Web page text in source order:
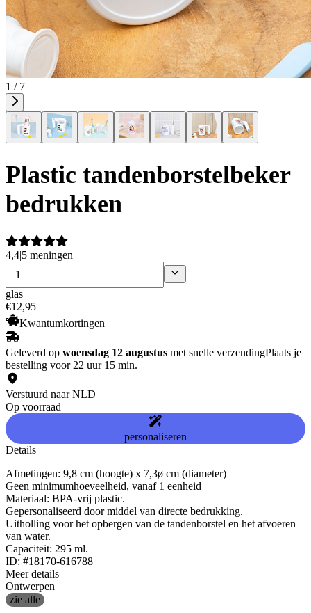
1 / 7
Plastic tandenborstelbeker
bedrukken
4,4|5 meningen
glas
€12,95
Kwantumkortingen
Geleverd op woensdag 12 augustus met snelle verzendingPlaats je
bestelling voor 22 uur 15 min.
Verstuurd naar NLD
Op voorraad
personaliseren
Details
Afmetingen: 9,8 cm (hoogte) x 7,3ø cm (diameter)
Geen minimumhoeveelheid, vanaf 1 eenheid
Materiaal: BPA-vrij plastic.
Gepersonaliseerd door middel van directe bedrukking.
Uitholling voor het opbergen van de tandenborstel en het afvoeren
van water.
Capaciteit: 295 ml.
ID: #18170-616788
Meer details
Ontwerpen
zie alle